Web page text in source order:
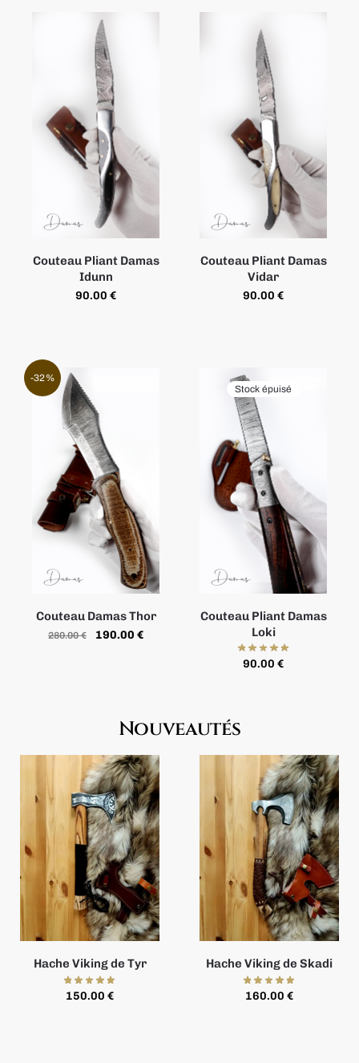
Couteau Pliant Damas
Idunn
90.00 €
Couteau Pliant Damas
Vidar
90.00 €
-32%
Couteau Damas Thor
280.00€ 190.00 €
Stock épuisé
Couteau Pliant Damas
Loki
90.00 €
Nouveautés
Hache Viking de Tyr
150.00 €
Hache Viking de Skadi
160.00 €